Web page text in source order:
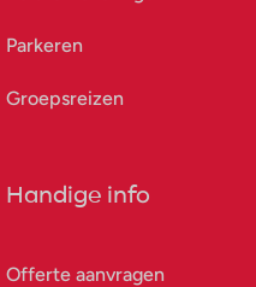
Parkeren
Groepsreizen
Handige info
Offerte aanvragen